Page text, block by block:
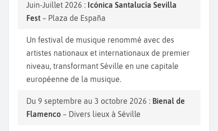
Juin-Juillet 2026 : Icónica Santalucía Sevilla
Fest – Plaza de España
Un festival de musique renommé avec des
artistes nationaux et internationaux de premier
niveau, transformant Séville en une capitale
européenne de la musique.
Du 9 septembre au 3 octobre 2026 : Bienal de
Flamenco – Divers lieux à Séville